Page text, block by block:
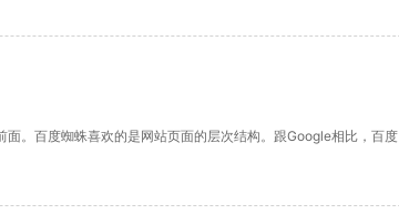
。百度蜘蛛喜欢的是网站页面的层次结构。跟Google相比，百度